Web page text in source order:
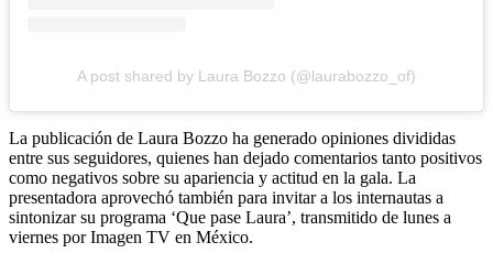
A post shared by Laura Bozzo (@laurabozzo_of)
La publicación de Laura Bozzo ha generado opiniones divididas
entre sus seguidores, quienes han dejado comentarios tanto positivos
como negativos sobre su apariencia y actitud en la gala. La
presentadora aprovechó también para invitar a los internautas a
sintonizar su programa ‘Que pase Laura’, transmitido de lunes a
viernes por Imagen TV en México.